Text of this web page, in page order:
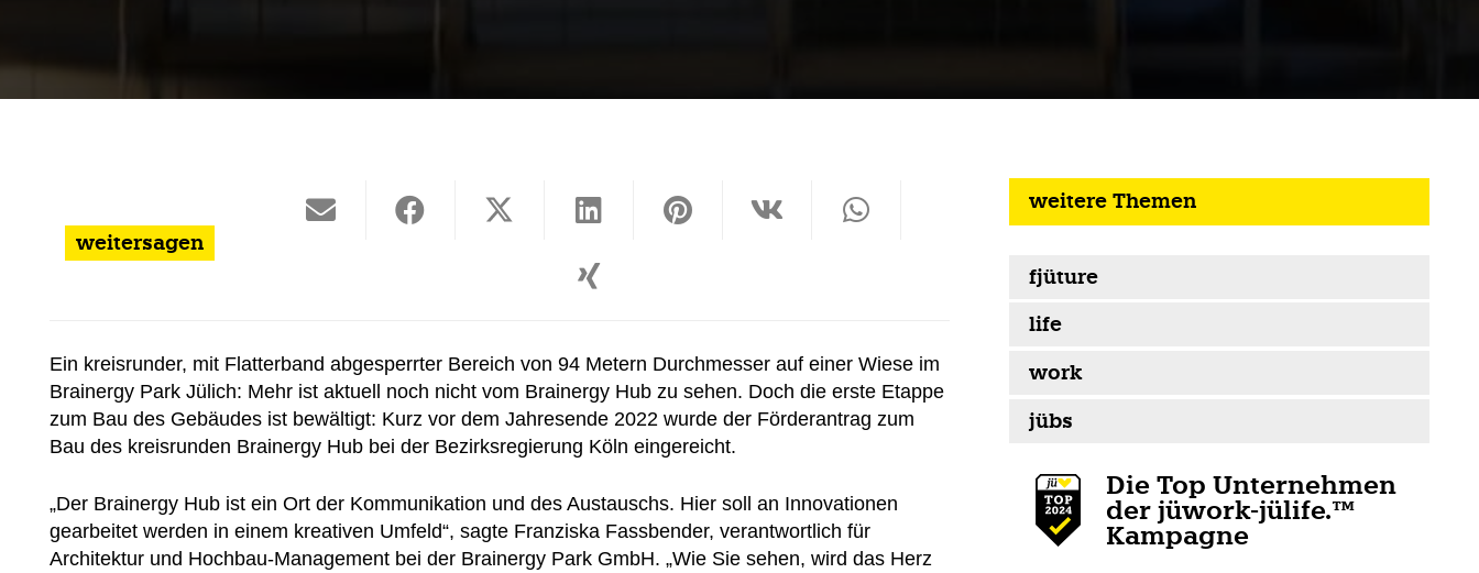
weitersagen
Ein kreisrunder, mit Flatterband abgesperrter Bereich von 94 Metern Durchmesser auf einer Wiese im
Brainergy Park Jülich: Mehr ist aktuell noch nicht vom Brainergy Hub zu sehen. Doch die erste Etappe
zum Bau des Gebäudes ist bewältigt: Kurz vor dem Jahresende 2022 wurde der Förderantrag zum
Bau des kreisrunden Brainergy Hub bei der Bezirksregierung Köln eingereicht.
„Der Brainergy Hub ist ein Ort der Kommunikation und des Austauschs. Hier soll an Innovationen
gearbeitet werden in einem kreativen Umfeld“, sagte Franziska Fassbender, verantwortlich für
Architektur und Hochbau-Management bei der Brainergy Park GmbH. „Wie Sie sehen, wird das Herz
weitere Themen
fjüture
life
work
jübs
Die Top Unternehmen
der jüwork-jülife.™
Kampagne